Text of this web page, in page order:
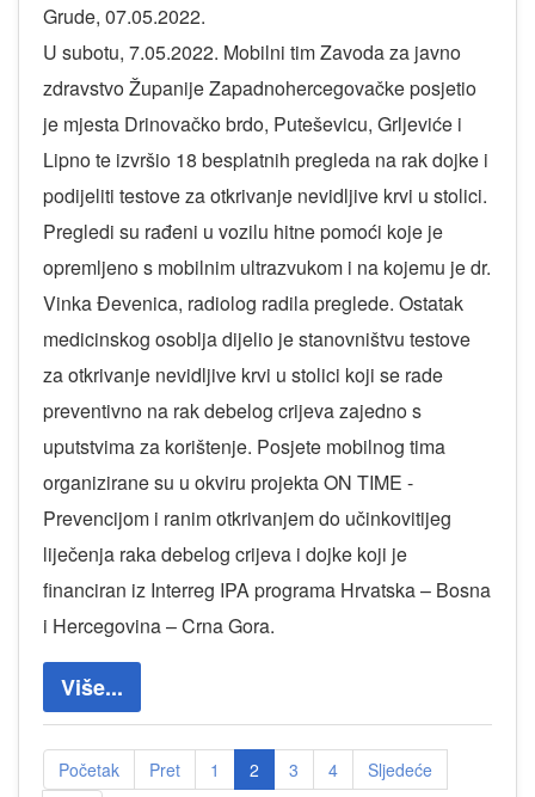
Grude, 07.05.2022.
U subotu, 7.05.2022. Mobilni tim Zavoda za javno
zdravstvo Županije Zapadnohercegovačke posjetio
je mjesta Drinovačko brdo, Puteševicu, Grljeviće i
Lipno te izvršio 18 besplatnih pregleda na rak dojke i
podijeliti testove za otkrivanje nevidljive krvi u stolici.
Pregledi su rađeni u vozilu hitne pomoći koje je
opremljeno s mobilnim ultrazvukom i na kojemu je dr.
Vinka Đevenica, radiolog radila preglede. Ostatak
medicinskog osoblja dijelio je stanovništvu testove
za otkrivanje nevidljive krvi u stolici koji se rade
preventivno na rak debelog crijeva zajedno s
uputstvima za korištenje. Posjete mobilnog tima
organizirane su u okviru projekta ON TIME -
Prevencijom i ranim otkrivanjem do učinkovitijeg
liječenja raka debelog crijeva i dojke koji je
financiran iz Interreg IPA programa Hrvatska – Bosna
i Hercegovina – Crna Gora.
Više...
Početak Pret 1 2 3 4
Sljedeće